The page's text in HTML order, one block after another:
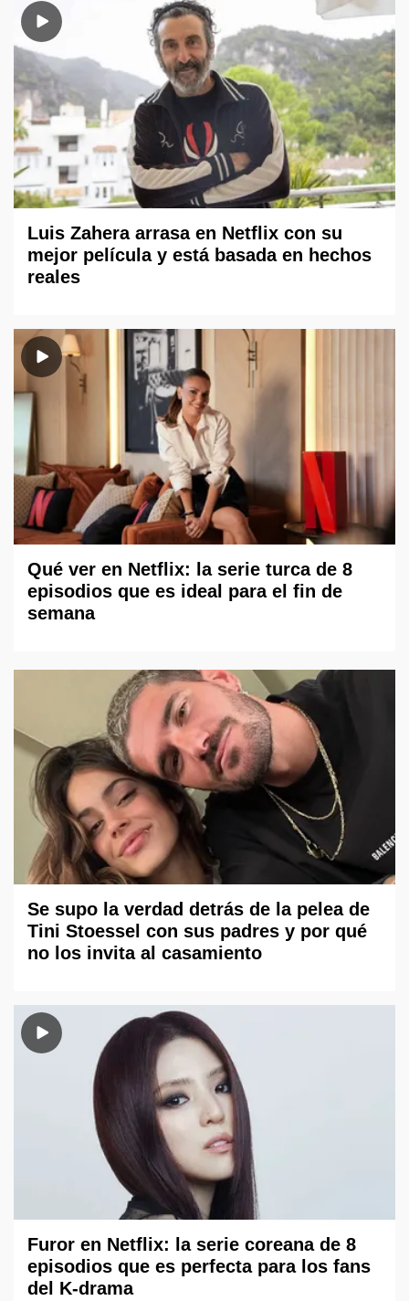
Luis Zahera arrasa en Netflix con su
mejor película y está basada en hechos
reales
Qué ver en Netflix: la serie turca de 8
episodios que es ideal para el fin de
semana
Se supo la verdad detrás de la pelea de
Tini Stoessel con sus padres y por qué
no los invita al casamiento
Furor en Netflix: la serie coreana de 8
episodios que es perfecta para los fans
del K-drama